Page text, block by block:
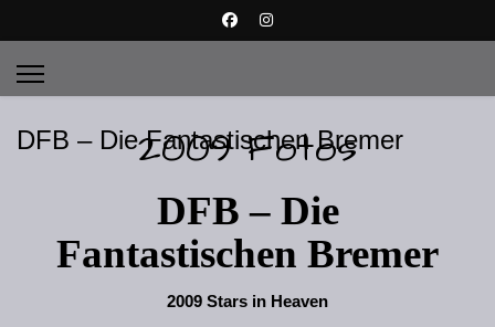
DFB – Die Fantastischen Bremer
2009 Fotos
DFB – Die
Fantastischen Bremer
2009 Stars in Heaven